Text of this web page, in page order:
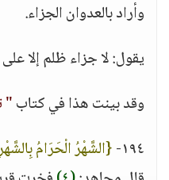
وأراد بالعدوان الجزاء.
يقول: لا جزاء ظلم إلا
وقد بينت هذا في كتاب"
١٩٤- {الشَّهْرُ الْحَرَامُ